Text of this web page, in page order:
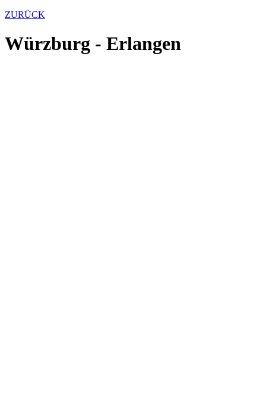
ZURÜCK
Würzburg - Erlangen